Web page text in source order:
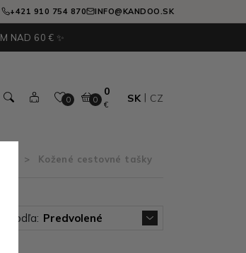
+421 910 754 870 INFO@KANDOO.SK
NAD 60 € ✨
0 0
0
€
SK CZ
> Kožené cestovné tašky
podľa: Predvolené